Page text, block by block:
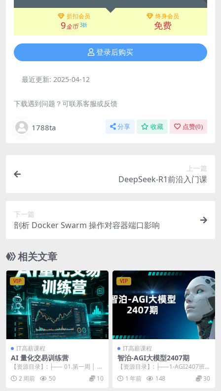
折扣会员
9金币 3折
终身会员
免费
登录后购买
最近更新: 2025-04-12
下载遇到问题？可联系客服或反馈
1788ta 分享 收藏 点赞(0)
上一篇
DeepSeek-R1前沿入门课
下一篇
剖析 Docker Swarm 操作对容器端口影响
相关文章
VIP
IT高薪课程
AI 量化交易训练营
【资源目录】: ├── 01.第一周 │ ├
── AI 量化交易训练营-1. 什...
2 周前 50 10
VIP
IT高薪课程
智泊-AGI大模型2407期
【资源目录】: ├──1-AGI2407班L
1阶段 | ├──01-24.12....
1 年前 148 30